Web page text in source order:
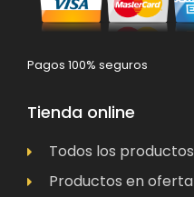
Pagos 100% seguros
Tienda online
Todos los productos
Productos en oferta